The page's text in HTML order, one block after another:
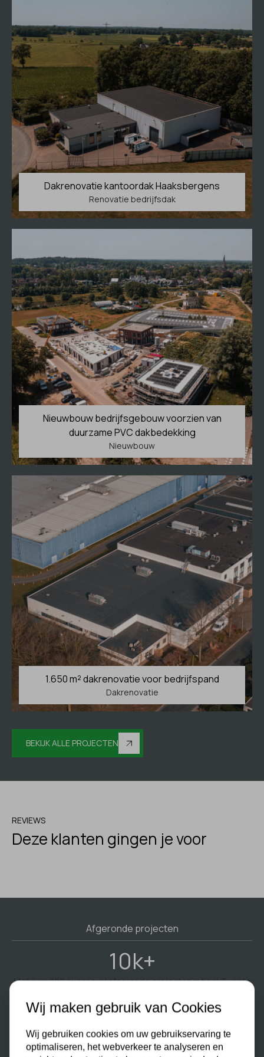
Dakrenovatie kantoordak Haaksbergens
Renovatie bedrijfsdak
Nieuwbouw bedrijfsgebouw voorzien van
duurzame PVC dakbedekking
Nieuwbouw
1.650 m² dakrenovatie voor bedrijfspand
Dakrenovatie
BEKIJK ALLE PROJECTEN
REVIEWS
Deze klanten gingen je voor
Afgeronde projecten
10k+
Met ruim 800 succesvol afgeronde projecten in heel Twente
dakwerk. Van particuliere woningen tot zakelijke panden: wij
leveren vakmanschap, kwaliteit en betrouwbaarheid – keer
op keer.
Wij maken gebruik van Cookies
Wij gebruiken cookies om uw gebruikservaring te
optimaliseren, het webverkeer te analyseren en